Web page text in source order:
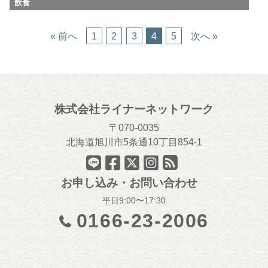
飲食
« 前へ 1 2 3 4 5 次へ »
株式会社ライナーネットワーク
070-0035
北海道旭川市5条通10丁目854-1
お申し込み・お問い合わせ
平日9:00〜17:30
0166-23-2006